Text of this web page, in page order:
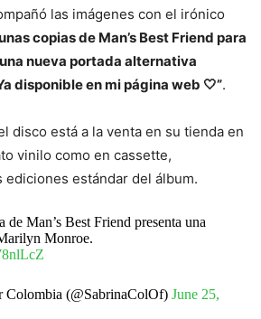
las imágenes con el irónico
copias de Man’s Best Friend para
nueva portada alternativa
disponible en mi página web 🤍”.
disco está a la venta en su tienda en
vinilo como en cassette,
ediciones estándar del álbum.
de Man’s Best Friend presenta una
Monroe.
Colombia (@SabrinaColOf) June 25,